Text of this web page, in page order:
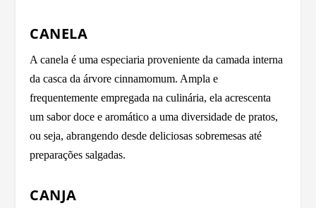
CANELA
A canela é uma especiaria proveniente da camada interna
da casca da árvore cinnamomum. Ampla e
frequentemente empregada na culinária, ela acrescenta
um sabor doce e aromático a uma diversidade de pratos,
ou seja, abrangendo desde deliciosas sobremesas até
preparações salgadas.
CANJA